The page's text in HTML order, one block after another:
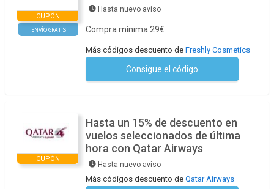
CUPÓN
ENVÍO GRATIS
Hasta nuevo aviso
Compra mínima 29€
Más códigos descuento de Freshly Cosmetics
Consigue el código
CUPÓN
Hasta un 15% de descuento en
vuelos seleccionados de última
hora con Qatar Airways
Hasta nuevo aviso
Más códigos descuento de Qatar Airways